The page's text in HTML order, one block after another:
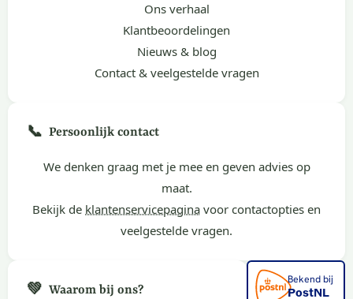
Ons verhaal
Klantbeoordelingen
Nieuws & blog
Contact & veelgestelde vragen
📞 Persoonlijk contact
We denken graag met je mee en geven advies op
maat.
Bekijk de klantenservicepagina voor contactopties en
veelgestelde vragen.
💚 Waarom bij ons?